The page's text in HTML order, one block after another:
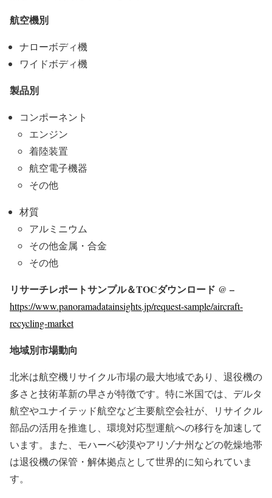
航空機別
ナローボディ機
ワイドボディ機
製品別
コンポーネント
エンジン
着陸装置
航空電子機器
その他
材質
アルミニウム
その他金属・合金
その他
リサーチレポートサンプル＆TOCダウンロード @ –
https://www.panoramadatainsights.jp/request-sample/aircraft-
recycling-market
地域別市場動向
北米は航空機リサイクル市場の最大地域であり、退役機の
多さと技術革新の早さが特徴です。特に米国では、デルタ
航空やユナイテッド航空など主要航空会社が、リサイクル
部品の活用を推進し、環境対応型運航への移行を加速して
います。また、モハーベ砂漠やアリゾナ州などの乾燥地帯
は退役機の保管・解体拠点として世界的に知られていま
す。